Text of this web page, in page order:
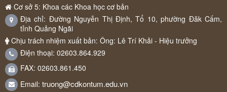
Cơ sở 5: Khoa các Khoa học cơ bản
Địa chỉ: Đường Nguyễn Thị Định, Tổ 10, phường Đăk Cấm,
tỉnh Quảng Ngãi
Chịu trách nhiệm xuất bản: Ông: Lê Trí Khải - Hiệu trưởng
Điện thoại: 02603.864.929
FAX: 02603.861.450
Email: truong@cdkontum.edu.vn